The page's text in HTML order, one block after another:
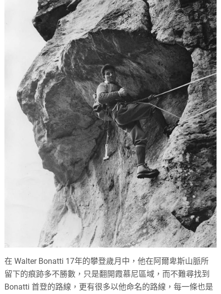
在 Walter Bonatti 17年的攀登歲月中，他在阿爾卑斯山脈所
留下的痕跡多不勝數，只是翻開霞慕尼區域，而不難尋找到
Bonatti 首登的路線，更有很多以他命名的路線，每一條也是